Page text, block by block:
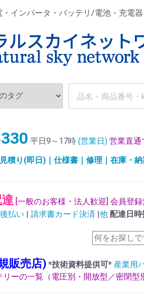
インバータ・バッテリ/電池・充電
平日9～17時(営業日) 営業直通
積り(即日)｜仕様書｜修理｜在庫・
[一般のお客様・法人歓迎] 会員登
払い | 請求書カード決済 |他 配達日時
販売店) *技術資料提供可* 産業用
ーの一覧（電圧別・開放型／密閉